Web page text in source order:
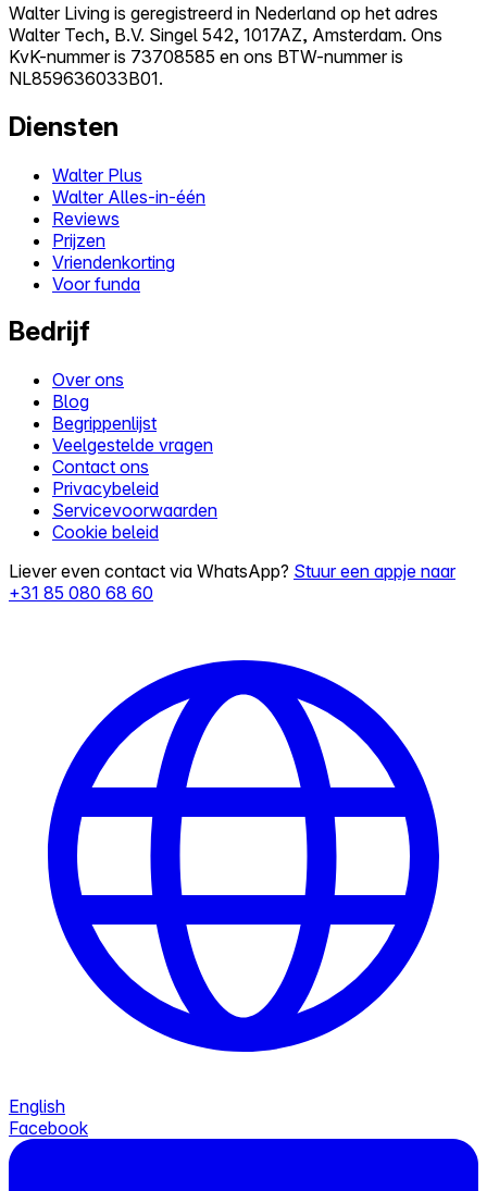
Walter Living is geregistreerd in Nederland op het adres
Walter Tech, B.V. Singel 542, 1017AZ, Amsterdam. Ons
KvK-nummer is 73708585 en ons BTW-nummer is
NL859636033B01.
Diensten
Walter Plus
Walter Alles-in-één
Reviews
Prijzen
Vriendenkorting
Voor funda
Bedrijf
Over ons
Blog
Begrippenlijst
Veelgestelde vragen
Contact ons
Privacybeleid
Servicevoorwaarden
Cookie beleid
Liever even contact via WhatsApp? Stuur een appje naar
+31 85 080 68 60
English
Facebook